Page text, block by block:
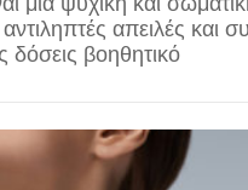
απειλές και
δόσεις βοηθητικό